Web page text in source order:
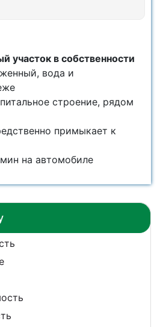
участок в собственности
вода и
строение, рядом
примыкает к
на автомобиле